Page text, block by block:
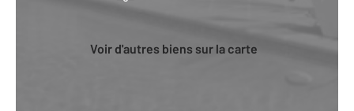
Voir d'autres biens sur la carte